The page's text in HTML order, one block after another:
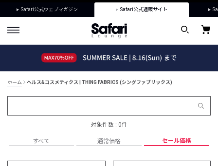
Safari公式ウェブマガジン Safari公式通販サイト
ホーム ヘルス&コスメティクス | THING FABRICS (シングファブリックス)
対象件数 : 0件
すべて 通常価格 セール価格